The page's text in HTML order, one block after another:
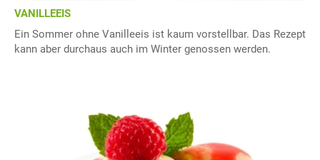
VANILLEEIS
Ein Sommer ohne Vanilleeis ist kaum vorstellbar. Das Rezept
kann aber durchaus auch im Winter genossen werden.